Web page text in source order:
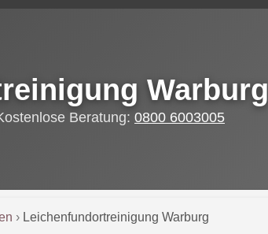
Warburg
Beratung: 0800 6003005
› Leichenfundortreinigung Warburg